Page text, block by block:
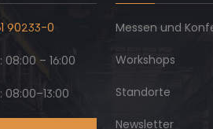
90233-0
08:00 – 16:00
08:00–13:00
Messen und
Workshops
Standorte
Newsletter